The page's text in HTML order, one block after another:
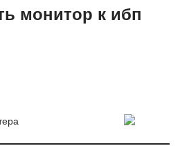
монитор к ибп